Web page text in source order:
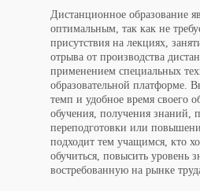
Дистанционное образование
оптимальным, так как не
присутствия на лекциях,
отрыва от производства
применением специальных
образовательной платформе.
темп и удобное время своего
обучения, получения знаний,
переподготовки или
подходит тем учащимся, кто
обучиться, повысить уровень
востребованную на рынке